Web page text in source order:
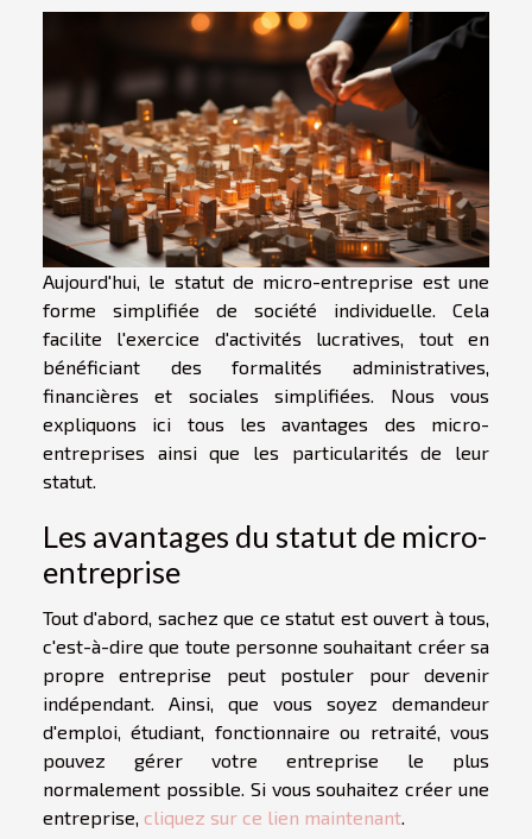
Aujourd'hui, le statut de micro-entreprise est une
forme simplifiée de société individuelle. Cela
facilite l'exercice d'activités lucratives, tout en
bénéficiant des formalités administratives,
financières et sociales simplifiées. Nous vous
expliquons ici tous les avantages des micro-
entreprises ainsi que les particularités de leur
statut.
Les avantages du statut de micro-
entreprise
Tout d'abord, sachez que ce statut est ouvert à tous,
c'est-à-dire que toute personne souhaitant créer sa
propre entreprise peut postuler pour devenir
indépendant. Ainsi, que vous soyez demandeur
d'emploi, étudiant, fonctionnaire ou retraité, vous
pouvez gérer votre entreprise le plus
normalement possible. Si vous souhaitez créer une
entreprise, cliquez sur ce lien maintenant.